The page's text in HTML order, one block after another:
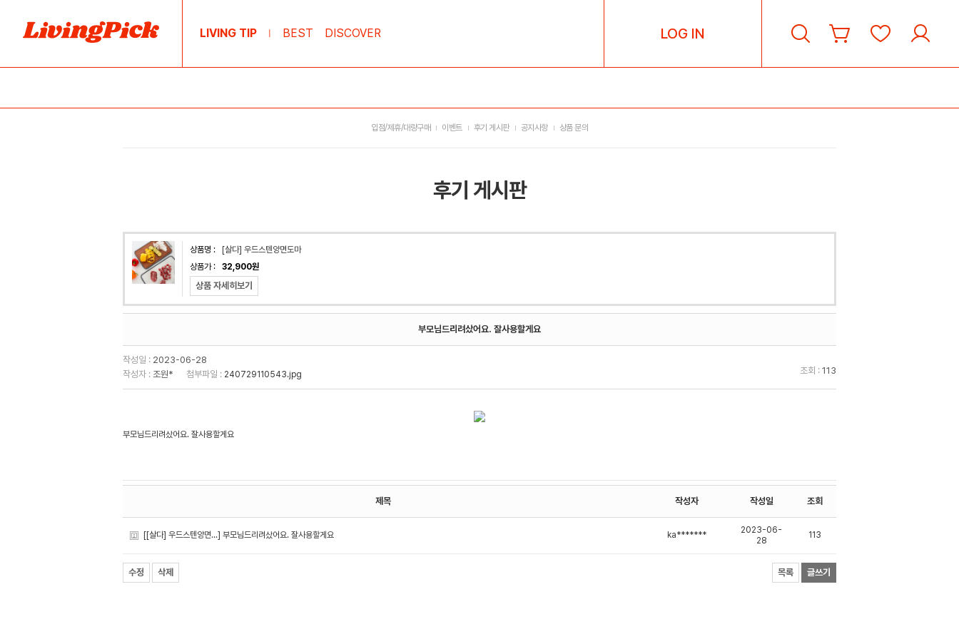
LIVING TIP | BEST DISCOVER LOG IN
입점/제휴/대량구매 이벤트 후기 게시판 공지사항 상품 문의
후기 게시판
상품명 :
[살다] 우드스텐양면도마
상품가 :
32,900원
상품 자세히보기
부모님드리려샀어요. 잘사용할게요
작성일 : 2023-06-28
작성자 : 조원* 첨부파일 : 240729110543.jpg 조회 : 113
부모님드리려샀어요. 잘사용할게요
제목 작성자 작성일 조회
[[살다] 우드스텐양면...] 부모님드리려샀어요. 잘사용할게요 ka*******
2023-06-
28
113
수정 삭제 목록 글쓰기